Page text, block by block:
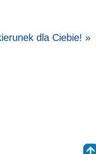
dla Ciebie! »